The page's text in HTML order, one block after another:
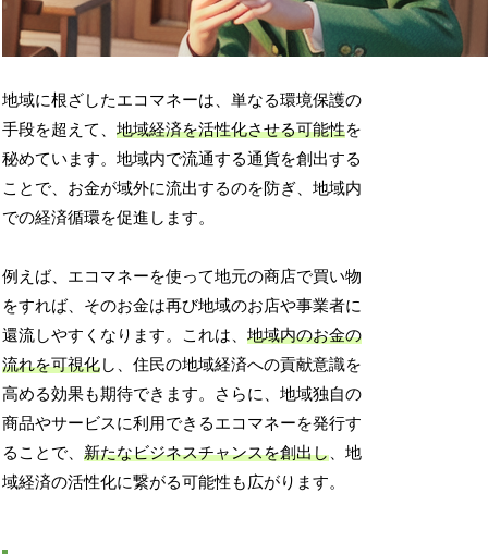
地域に根ざしたエコマネーは、単なる環境保護の
手段を超えて、地域経済を活性化させる可能性を
秘めています。地域内で流通する通貨を創出する
ことで、お金が域外に流出するのを防ぎ、地域内
での経済循環を促進します。
例えば、エコマネーを使って地元の商店で買い物
をすれば、そのお金は再び地域のお店や事業者に
還流しやすくなります。これは、地域内のお金の
流れを可視化し、住民の地域経済への貢献意識を
高める効果も期待できます。さらに、地域独自の
商品やサービスに利用できるエコマネーを発行す
ることで、新たなビジネスチャンスを創出し、地
域経済の活性化に繋がる可能性も広がります。